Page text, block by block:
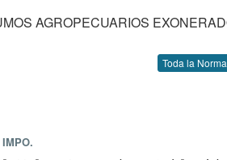
AGROPECUARIOS
Toda la Norma